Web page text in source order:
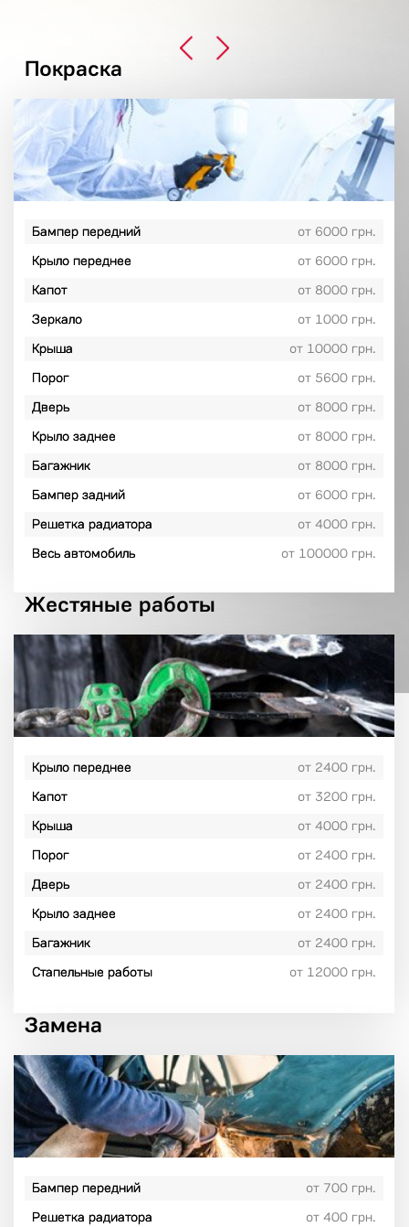
Покраска
Бампер передний
от 6000 грн.
Крыло переднее
от 6000 грн.
Капот
от 8000 грн.
Зеркало
от 1000 грн.
Крыша
от 10000 грн.
Порог
от 5600 грн.
Дверь
от 8000 грн.
Крыло заднее
от 8000 грн.
Багажник
от 8000 грн.
Бампер задний
от 6000 грн.
Решетка радиатора
от 4000 грн.
Весь автомобиль
от 100000 грн.
Жестяные работы
Крыло переднее
от 2400 грн.
Капот
от 3200 грн.
Крыша
от 4000 грн.
Порог
от 2400 грн.
Дверь
от 2400 грн.
Крыло заднее
от 2400 грн.
Багажник
от 2400 грн.
Стапельные работы
от 12000 грн.
Замена
Бампер передний
от 700 грн.
Решетка радиатора
от 400 грн.